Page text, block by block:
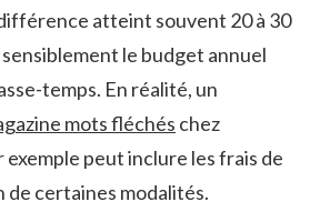
atteint souvent 20 à 30
le budget annuel
temps. En réalité, un
mots fléchés chez
exemple peut inclure les frais de
certaines modalités.